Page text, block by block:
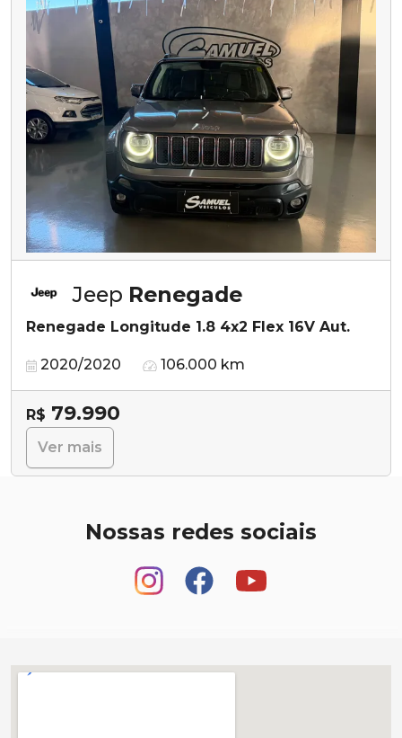
Jeep Renegade
Renegade Longitude 1.8 4x2 Flex 16V Aut.
2020/2020 106.000 km
R$ 79.990
Ver mais
Nossas redes sociais